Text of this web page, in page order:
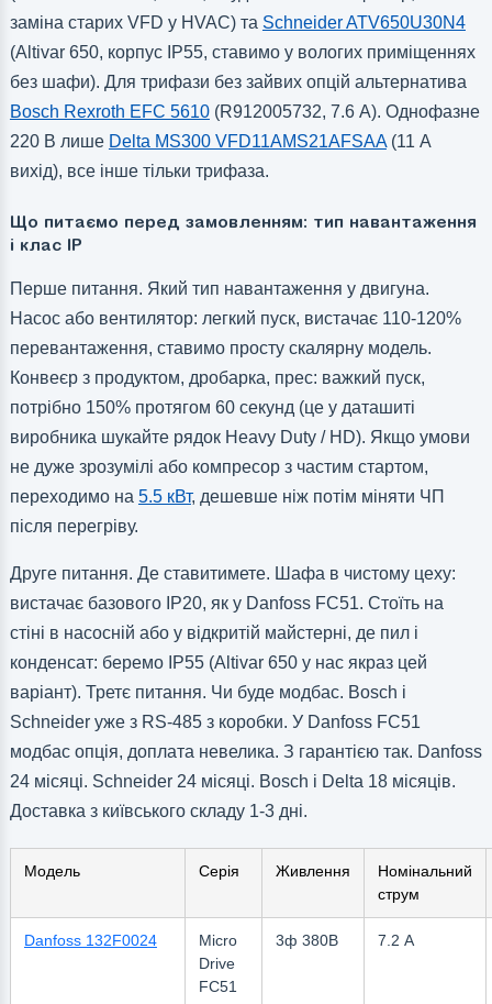
заміна старих VFD у HVAC) та Schneider ATV650U30N4
(Altivar 650, корпус IP55, ставимо у вологих приміщеннях
без шафи). Для трифази без зайвих опцій альтернатива
Bosch Rexroth EFC 5610(R912005732, 7.6 А). Однофазне
220 В лише Delta MS300 VFD11AMS21AFSAA(11 А
вихід), все інше тільки трифаза.
Що питаємо перед замовленням: тип навантаження
і клас IP
Перше питання. Який тип навантаження у двигуна.
Насос або вентилятор: легкий пуск, вистачає 110-120%
перевантаження, ставимо просту скалярну модель.
Конвеєр з продуктом, дробарка, прес: важкий пуск,
потрібно 150% протягом 60 секунд (це у даташиті
виробника шукайте рядок Heavy Duty / HD). Якщо умови
не дуже зрозумілі або компресор з частим стартом,
переходимо на 5.5 кВт, дешевше ніж потім міняти ЧП
після перегріву.
Друге питання. Де ставитимете. Шафа в чистому цеху:
вистачає базового IP20, як у Danfoss FC51. Стоїть на
стіні в насосній або у відкритій майстерні, де пил і
конденсат: беремо IP55 (Altivar 650 у нас якраз цей
варіант). Третє питання. Чи буде модбас. Bosch і
Schneider уже з RS-485 з коробки. У Danfoss FC51
модбас опція, доплата невелика. З гарантією так. Danfoss
24 місяці. Schneider 24 місяці. Bosch і Delta 18 місяців.
Доставка з київського складу 1-3 дні.
Модель Серія Живлення
Номінальний
струм
Danfoss 132F0024
Micro
Drive
FC51
3ф 380В 7.2 А